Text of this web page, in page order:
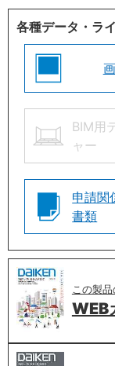
各種データ・ラ
BIM用
ャー
申請関
書類
この製
WEB